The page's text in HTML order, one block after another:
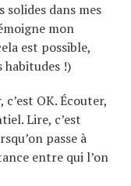
solides dans mes
mon
est possible,
habitudes !)
OK. Écouter,
Lire, c’est
passe à
entre qui l’on